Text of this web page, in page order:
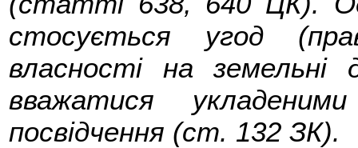
стосується угод
власності на земельні
вважатися
посвідчення (ст. 132 ЗК).